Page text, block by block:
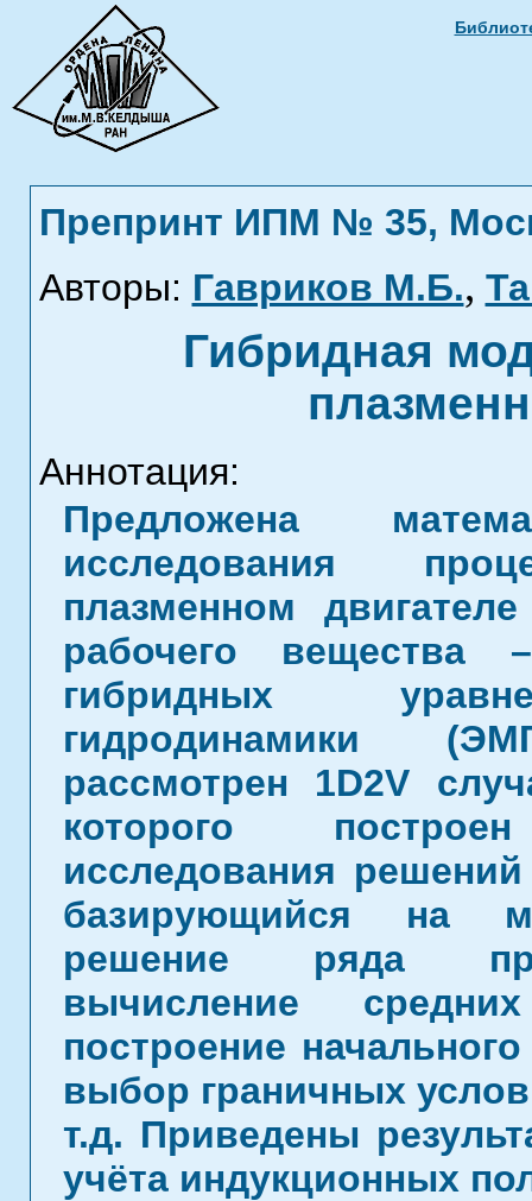
Препринт ИПМ № 35,
Авторы: Гавриков М.Б.,
Гибридная
Аннотация:
Предложена
исследования
плазменном
рабочего вещества
гибридных
гидродинамики
рассмотрен 1D2V
которого
исследования
базирующийся на
решение ряда
вычисление
построение
выбор граничных
т.д. Приведены
учёта индукционных